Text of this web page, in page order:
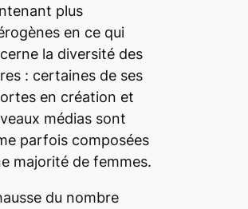
plus
en ce qui
la diversité des
: certaines de ses
en création et
médias sont
parfois composées
majorité de femmes.
du nombre